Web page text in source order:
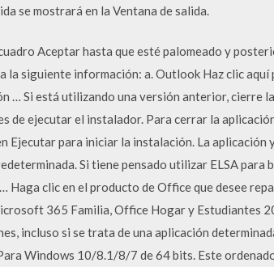
se mostrará en la Ventana de salida.
Aceptar hasta que esté palomeado y
la siguiente información: a. Outlook Haz clic
… Si está utilizando una versión anterior, cierre
de ejecutar el instalador. Para cerrar la
Ejecutar para iniciar la instalación. La
Si tiene pensado utilizar ELSA
clic en el producto de Office que desee
365 Familia, Office Hogar y Estudiantes
incluso si se trata de una aplicación
Windows 10/8.1/8/7 de 64 bits. Este